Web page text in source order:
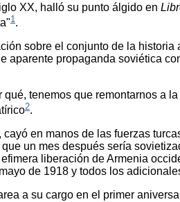
XX, halló su punto álgido en
1 .
sobre el conjunto de la historia
propaganda soviética
tenemos que remontarnos a
2.
en manos de las fuerzas
un mes después sería
liberación de Armenia
de 1918 y todos los
a su cargo en el primer